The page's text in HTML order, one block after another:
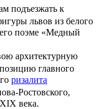
подъезжать к
львов из белого
поэме «Медный
архитектурную
главного
ризалита
Ростовского,
века.